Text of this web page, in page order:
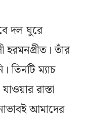
দল ঘুরে
হরমনপ্রীত। তাঁর
তিনটি ম্যাচ
রাস্তা
আমাদের